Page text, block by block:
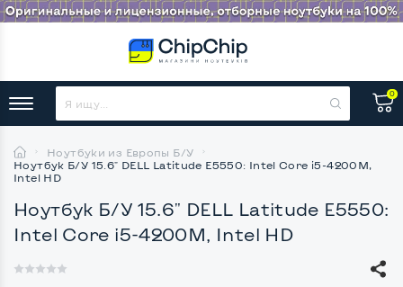
0
Ноутбуки из Европы Б/У
Ноутбук Б/У 15.6" DELL Latitude E5550: Intel Core i5-4200M,
Intel HD
Ноутбук Б/У 15.6" DELL Latitude E5550:
Intel Core i5-4200M, Intel HD